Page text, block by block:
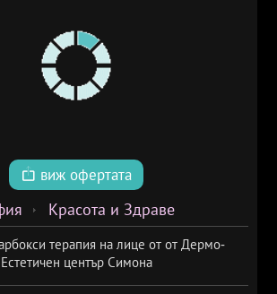
виж офертата
Красота и Здраве
терапия на лице от от Дермо-
Естетичен център Симона